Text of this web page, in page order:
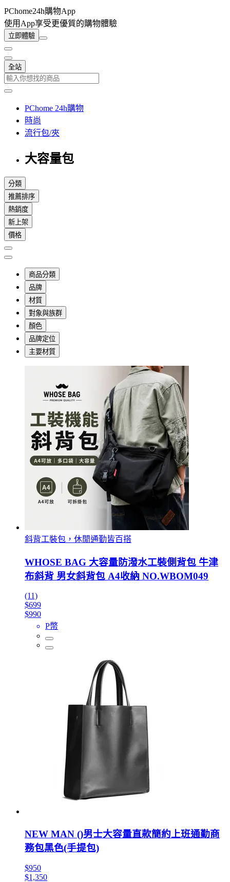
PChome24h購物App
使用App享受更優質的購物體驗
立即體驗
全站
PChome 24h購物
時尚
流行包/夾
大容量包
分類
推薦排序
熱銷度
新上架
價格
商品分類
品牌
材質
對象與族群
顏色
品牌定位
主要材質
斜背工裝包，休閒通勤皆百搭
WHOSE BAG 大容量防潑水工裝側背包 牛津
布斜背 男女斜背包 A4收納 NO.WBOM049
(11)
$699
$990
P幣
NEW MAN ()男士大容量直款簡約上班通勤商
務包黑色(手提包)
$950
$1,350